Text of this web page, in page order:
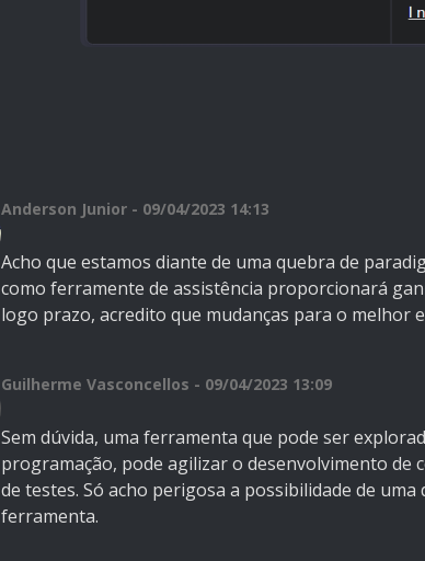
Anderson Junior - 09/04/2023 14:13
Acho que estamos diante de uma quebra de
como ferramente de assistência proporcionará
logo prazo, acredito que mudanças para o melhor
Guilherme Vasconcellos - 09/04/2023 13:09
Sem dúvida, uma ferramenta que pode ser
programação, pode agilizar o desenvolvimento de
de testes. Só acho perigosa a possibilidade de uma
ferramenta.